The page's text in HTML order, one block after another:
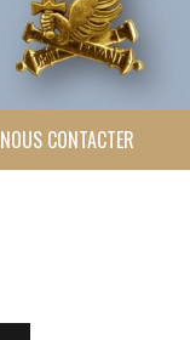
NOUS CONTACTER